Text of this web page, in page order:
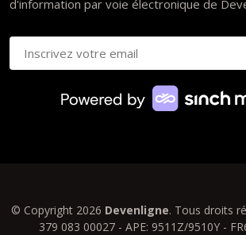
d'information par voie électronique de
© Copyright 2026 Devenligne. Tous droits
379 083 00027 - APE: 9511Z/9510Y -